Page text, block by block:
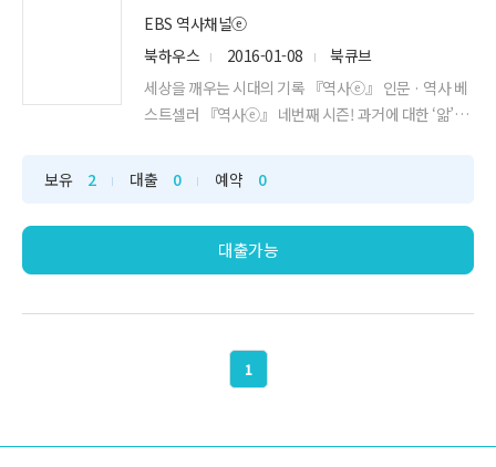
EBS 역사채널ⓔ
북하우스
2016-01-08
북큐브
세상을 깨우는 시대의 기록 『역사ⓔ』 인문 · 역사 베
스트셀러 『역사ⓔ』 네번째 시즌! 과거에 대한 ‘앎’이
사ⓔ』 네번째 시리즈 출간! “역사는 참으로 시대의 증
인이요, 진실의 등불이다.” 『역사ⓔ』 시리즈는 2011
년 10월부터 기획편성된 프로그램인 〈역사채널ⓔ〉
의 내용들을 간추려 모...
보유 2 대출 0 예약 0
대출가능
1